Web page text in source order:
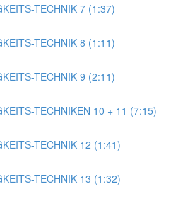
TECHNIK 7 (1:37)
TECHNIK 8 (1:11)
TECHNIK 9 (2:11)
TECHNIKEN 10 + 11 (7:15)
TECHNIK 12 (1:41)
TECHNIK 13 (1:32)